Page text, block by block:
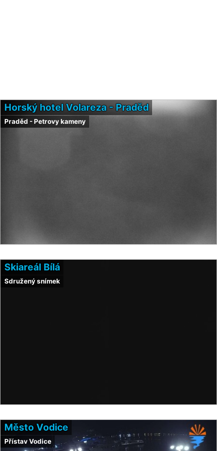
Horský hotel Volareza - Praděd
Praděd - Petrovy kameny
Skiareál Bílá
Sdružený snímek
Město Vodice
Přístav Vodice